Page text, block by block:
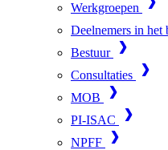
Werkgroepen
Deelnemers in het
Bestuur
Consultaties
MOB
PI-ISAC
NPFF